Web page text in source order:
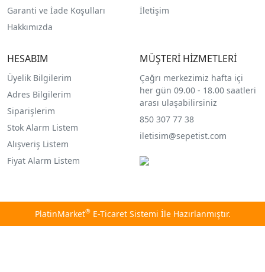
Garanti ve İade Koşulları
Hakkımızda
İletişim
HESABIM
Üyelik Bilgilerim
Adres Bilgilerim
Siparişlerim
Stok Alarm Listem
Alışveriş Listem
Fiyat Alarm Listem
MÜŞTERİ HİZMETLERİ
Çağrı merkezimiz hafta içi
her gün 09.00 - 18.00 saatleri
arası ulaşabilirsiniz
850 307 77 38
iletisim@sepetist.com
PlatinMarket®E-Ticaret Sistemi İle Hazırlanmıştır.